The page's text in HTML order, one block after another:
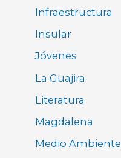
Infraestructura
Insular
Jóvenes
La Guajira
Literatura
Magdalena
Medio Ambiente